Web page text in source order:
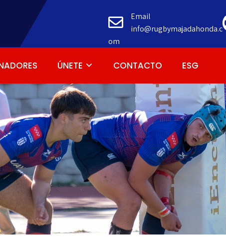
Email
info@rugbymajadahonda.c
om
ÚNETE CONTACTO ESG